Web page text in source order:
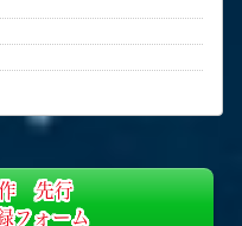
作 先行
フォーム